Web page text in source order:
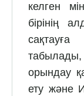
келген
бірінің
орындау
ету және